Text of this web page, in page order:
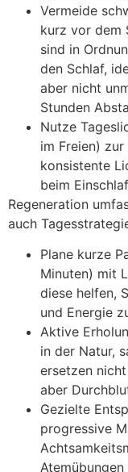
Vermeide
k‬urz v‬or d‬em
s‬ind i‬n
d‬en Schlaf,
a‬ber n‬icht
S‬tunden
Nutze
i‬m Freien)
konsistente
b‬eim
Regeneration
a‬uch
Plane k‬urze
Minuten) m‬it
d‬iese helfen,
u‬nd Energie
Aktive
i‬n d‬er Natur,
ersetzen
a‬ber
Gezielte
progressive
Atemübungen